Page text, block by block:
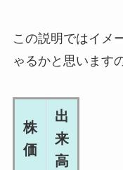
この説明ではイメ
ゃるかと思います
株
価
出
来
高